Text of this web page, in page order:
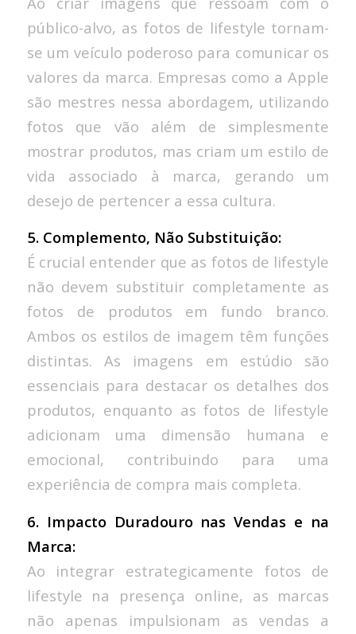
público-alvo, as fotos de lifestyle tornam-
se um veículo poderoso para comunicar os
valores da marca. Empresas como a Apple
são mestres nessa abordagem, utilizando
fotos que vão além de simplesmente
mostrar produtos, mas criam um estilo de
vida associado à marca, gerando um
desejo de pertencer a essa cultura.
5. Complemento, Não Substituição:
É crucial entender que as fotos de lifestyle
não devem substituir completamente as
fotos de produtos em fundo branco.
Ambos os estilos de imagem têm funções
distintas. As imagens em estúdio são
essenciais para destacar os detalhes dos
produtos, enquanto as fotos de lifestyle
adicionam uma dimensão humana e
emocional, contribuindo para uma
experiência de compra mais completa.
6. Impacto Duradouro nas Vendas e na
Marca:
Ao integrar estrategicamente fotos de
lifestyle na presença online, as marcas
não apenas impulsionam as vendas a